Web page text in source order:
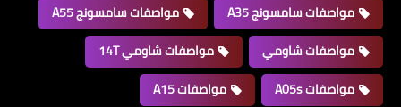
مواصفات سامسونج A35
مواصفات سامسونج A55
مواصفات شاومي
مواصفات شاومي 14T
مواصفات A05s
مواصفات A15